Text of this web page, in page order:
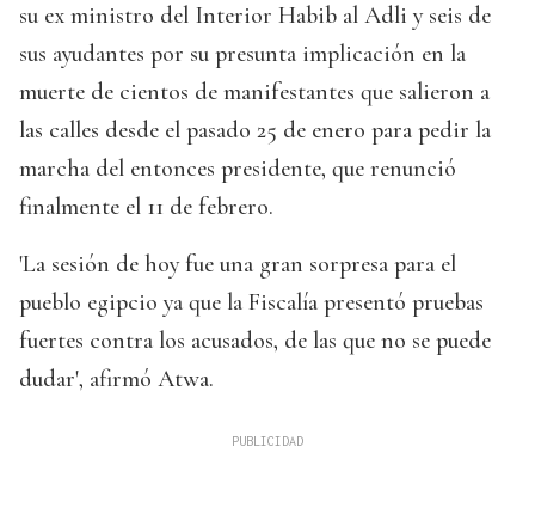
su ex ministro del Interior Habib al Adli y seis de
sus ayudantes por su presunta implicación en la
muerte de cientos de manifestantes que salieron a
las calles desde el pasado 25 de enero para pedir la
marcha del entonces presidente, que renunció
finalmente el 11 de febrero.
'La sesión de hoy fue una gran sorpresa para el
pueblo egipcio ya que la Fiscalía presentó pruebas
fuertes contra los acusados, de las que no se puede
dudar', afirmó Atwa.